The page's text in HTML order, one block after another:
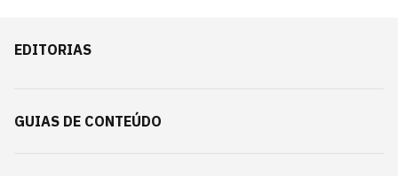
EDITORIAS
GUIAS DE CONTEÚDO